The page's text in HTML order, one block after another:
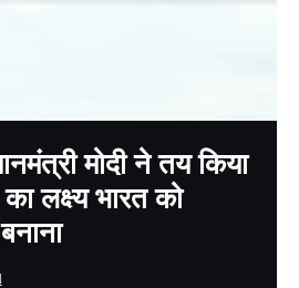
मोदी ने तय किया
लक्ष्य भारत को